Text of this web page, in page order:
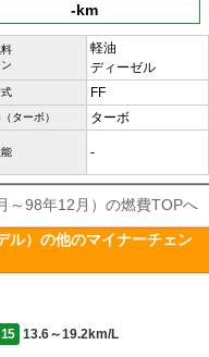
-km
軽油
ディーゼル
FF
ターボ） ターボ
-
～98年12月）の燃費TOPへ
ル）の他のマイナーチェン
13.6～19.2km/L